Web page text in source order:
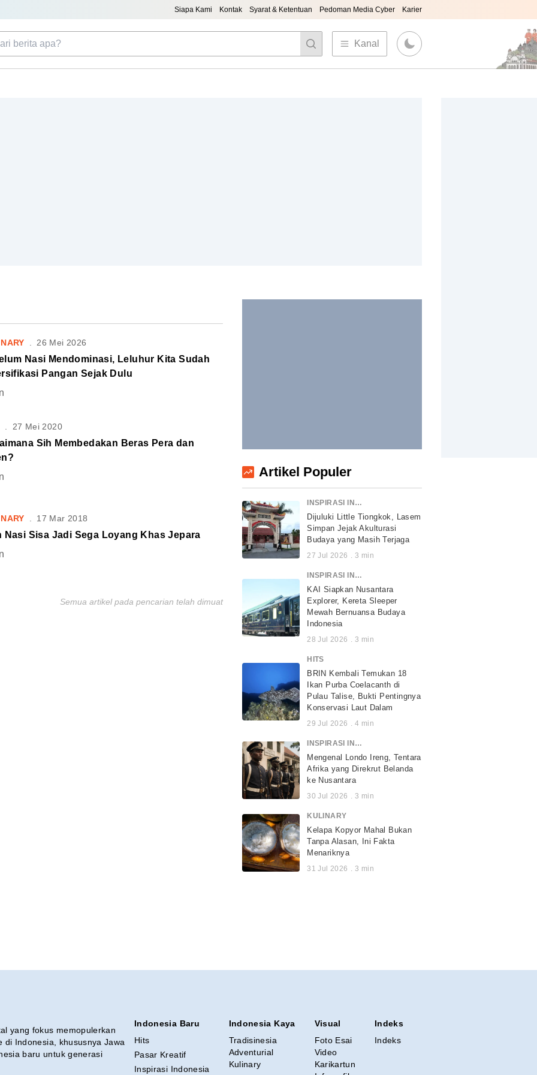
Siapa Kami Kontak Syarat & Ketentuan Pedoman Media Cyber Karier
Kanal
26 Mei 2026
Nasi Mendominasi, Leluhur Kita Sudah
Pangan Sejak Dulu
. 27 Mei 2020
Sih Membedakan Beras Pera dan
17 Mar 2018
Nasi Sisa Jadi Sega Loyang Khas Jepara
Semua artikel pada pencarian telah dimuat
Artikel Populer
INSPIRASI INDONESIA
Dijuluki Little Tiongkok, Lasem
Simpan Jejak Akulturasi
Budaya yang Masih Terjaga
27 Jul 2026 . 3 min
INSPIRASI INDONESIA
KAI Siapkan Nusantara
Explorer, Kereta Sleeper
Mewah Bernuansa Budaya
Indonesia
28 Jul 2026 . 3 min
HITS
BRIN Kembali Temukan 18
Ikan Purba Coelacanth di
Pulau Talise, Bukti Pentingnya
Konservasi Laut Dalam
29 Jul 2026 . 4 min
INSPIRASI INDONESIA
Mengenal Londo Ireng, Tentara
Afrika yang Direkrut Belanda
ke Nusantara
30 Jul 2026 . 3 min
KULINARY
Kelapa Kopyor Mahal Bukan
Tanpa Alasan, Ini Fakta
Menariknya
31 Jul 2026 . 3 min
yang fokus memopulerkan
Indonesia, khususnya Jawa
baru untuk generasi
Indonesia Baru
Hits
Pasar Kreatif
Inspirasi Indonesia
Indonesia Kaya
Tradisinesia
Adventurial
Kulinary
Visual
Foto Esai
Video
Karikartun
Indeks
Indeks